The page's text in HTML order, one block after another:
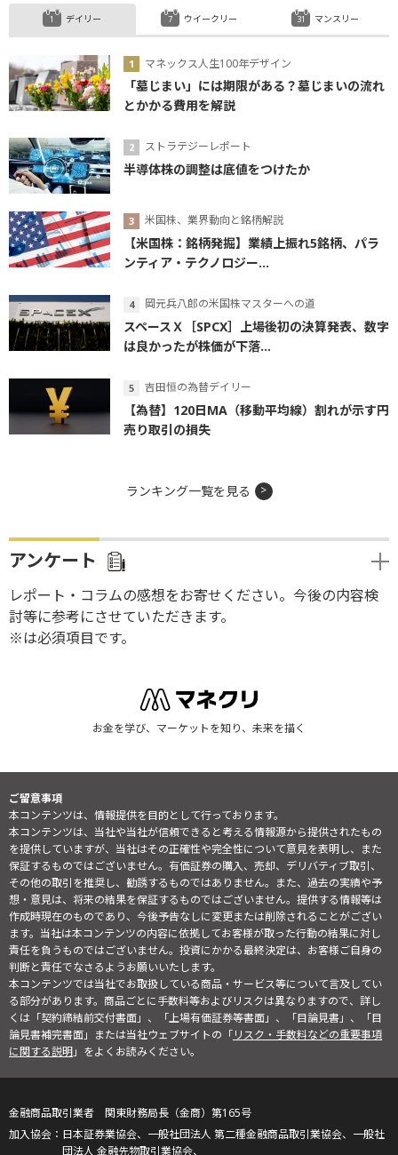
デイリー
マネックス人生100年デザイン
「墓じまい」には期限がある？墓じまいの流れ
とかかる費用を解説
ストラテジーレポート
半導体株の調整は底値をつけたか
米国株、業界動向と銘柄解説
【米国株：銘柄発掘】業績上振れ5銘柄、パラ
ンティア・テクノロジー...
岡元兵八郎の米国株マスターへの道
スペースＸ［SPCX］上場後初の決算発表、数字
は良かったが株価が下落...
吉田恒の為替デイリー
【為替】120日MA（移動平均線）割れが示す円
売り取引の損失
ウイークリー マンスリー
ランキング一覧を見る
アンケート
レポート・コラムの感想をお寄せください。今後の内容検
討等に参考にさせていただきます。
※は必須項目です。
お金を学び、マーケットを知り、未来を描く
ご留意事項
本コンテンツは、情報提供を目的として行っております。
本コンテンツは、当社や当社が信頼できると考える情報源から提供されたもの
を提供していますが、当社はその正確性や完全性について意見を表明し、また
保証するものではございません。有価証券の購入、売却、デリバティブ取引、
その他の取引を推奨し、勧誘するものではありません。また、過去の実績や予
想・意見は、将来の結果を保証するものではございません。提供する情報等は
作成時現在のものであり、今後予告なしに変更または削除されることがござい
ます。当社は本コンテンツの内容に依拠してお客様が取った行動の結果に対し
責任を負うものではございません。投資にかかる最終決定は、お客様ご自身の
判断と責任でなさるようお願いいたします。
本コンテンツでは当社でお取扱している商品・サービス等について言及してい
る部分があります。商品ごとに手数料等およびリスクは異なりますので、詳し
くは「契約締結前交付書面」、「上場有価証券等書面」、「目論見書」、「目
論見書補完書面」または当社ウェブサイトの「リスク・手数料などの重要事項
に関する説明」をよくお読みください。
金融商品取引業者 関東財務局長（金商）第165号
日本証券業協会、一般社団法人 第二種金融商品取引業協会、一般社
団法人 金融先物取引業協会、